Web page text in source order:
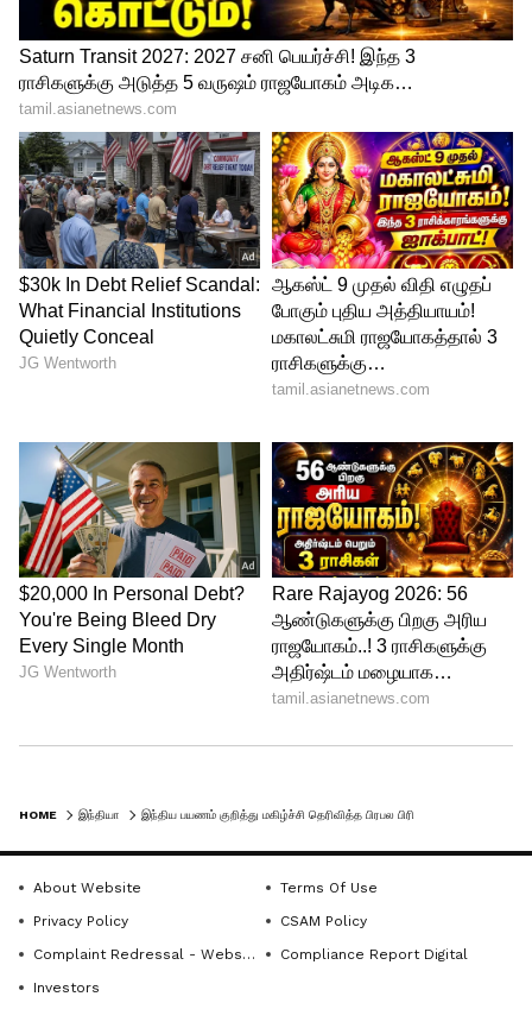
HOME இந்தியா
About Website
Terms Of Use
Privacy Policy
CSAM Policy
Complaint Redressal - Website
Compliance Report Digital
Investors